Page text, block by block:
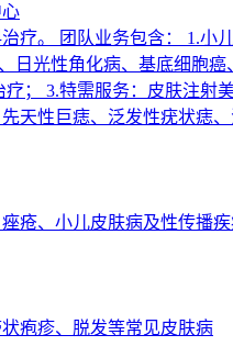
疗。 团队业务包含： 1.小
日光性角化病、基底细胞
疗； 3.特需服务：皮肤注
天性巨痣、泛发性疣状痣
疮、小儿皮肤病及性传播
疱疹、脱发等常见皮肤病